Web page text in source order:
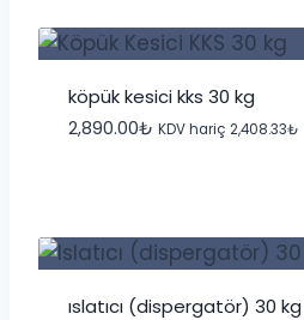
köpük kesici kks 30 kg
2,890.00₺ KDV hariç 2,408.33₺
islatıcı (dispergatör) 30 kg